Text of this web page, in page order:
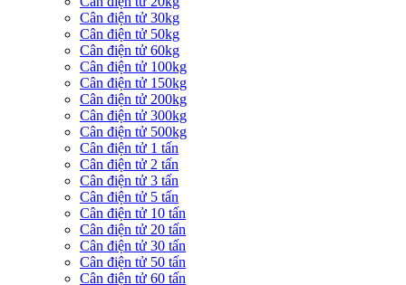
Cân điện tử 30kg
Cân điện tử 50kg
Cân điện tử 60kg
Cân điện tử 100kg
Cân điện tử 150kg
Cân điện tử 200kg
Cân điện tử 300kg
Cân điện tử 500kg
Cân điện tử 1 tấn
Cân điện tử 2 tấn
Cân điện tử 3 tấn
Cân điện tử 5 tấn
Cân điện tử 10 tấn
Cân điện tử 20 tấn
Cân điện tử 30 tấn
Cân điện tử 50 tấn
Cân điện tử 60 tấn